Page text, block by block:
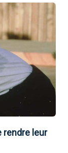
rendre leur